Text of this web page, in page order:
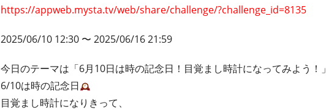
https://appweb.mysta.tv/web/share/challenge/?challenge_id=8135
2025/06/10 12:30 〜 2025/06/16 21:59
今日のテーマは「6月10日は時の記念日！目覚まし時計になってみよう！」
6/10は時の記念日
目覚まし時計になりきって、